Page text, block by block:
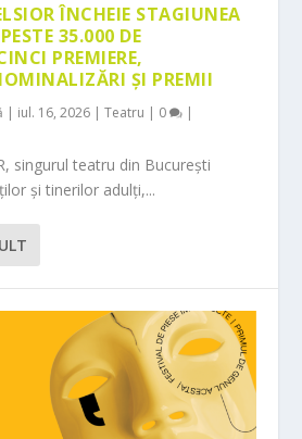
ÎNCHEIE STAGIUNEA
35.000 DE
PREMIERE,
ȘI PREMII
| iul. 16, 2026 |Teatru | 0 |
singurul teatru din București
și tinerilor adulți,...